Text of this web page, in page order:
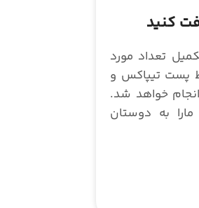
کنید
تعداد مورد
پست تیپاکس و
خواهد شد.
به دوستان